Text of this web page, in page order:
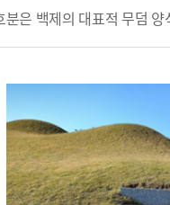
분은 백제의 대표적 무덤